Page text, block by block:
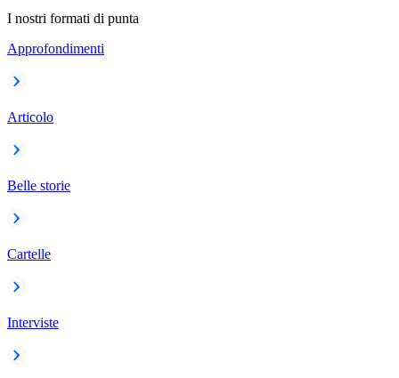
I nostri formati di punta
Approfondimenti
Articolo
Belle storie
Cartelle
Interviste